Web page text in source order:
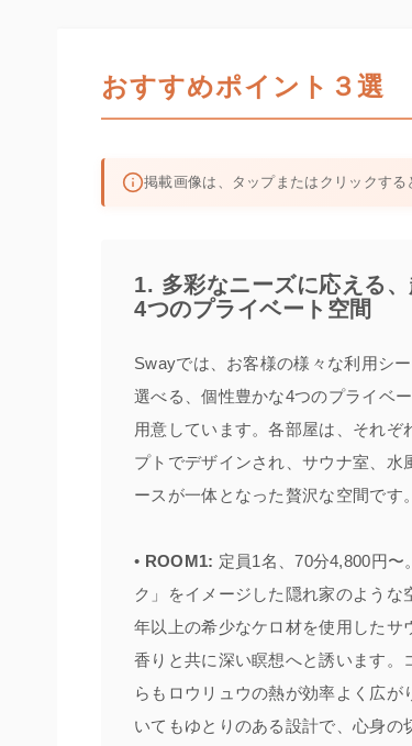
おすすめポイント３選
掲載画像は、タップまたはクリックする
1. 多彩なニーズに応える
4つのプライベート空間
Swayでは、お客様の様々な利用シ
選べる、個性豊かな4つのプライベ
用意しています。各部屋は、それぞ
プトでデザインされ、サウナ室、水
ースが一体となった贅沢な空間です。
• ROOM1: 定員1名、70分4,800円〜
ク」をイメージした隠れ家のような
年以上の希少なケロ材を使用したサ
香りと共に深い瞑想へと誘います。
らもロウリュウの熱が効率よく広が
いてもゆとりのある設計で、心身の